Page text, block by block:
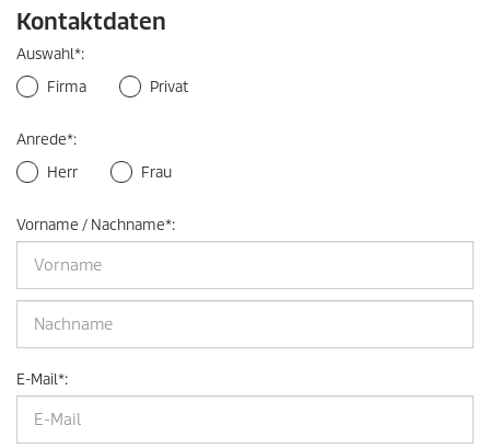
Kontaktdaten
Auswahl*:
Firma
Privat
Anrede*:
Herr
Frau
Vorname / Nachname*:
E-Mail*: